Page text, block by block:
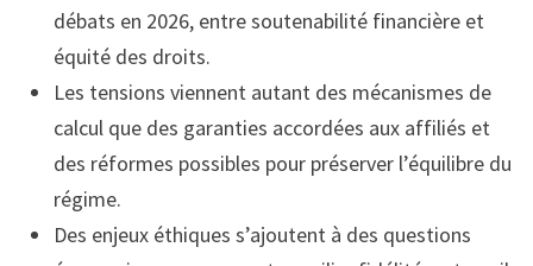
débats en 2026, entre soutenabilité financière et
équité des droits.
Les tensions viennent autant des mécanismes de
calcul que des garanties accordées aux affiliés et
des réformes possibles pour préserver l’équilibre du
régime.
Des enjeux éthiques s’ajoutent à des questions